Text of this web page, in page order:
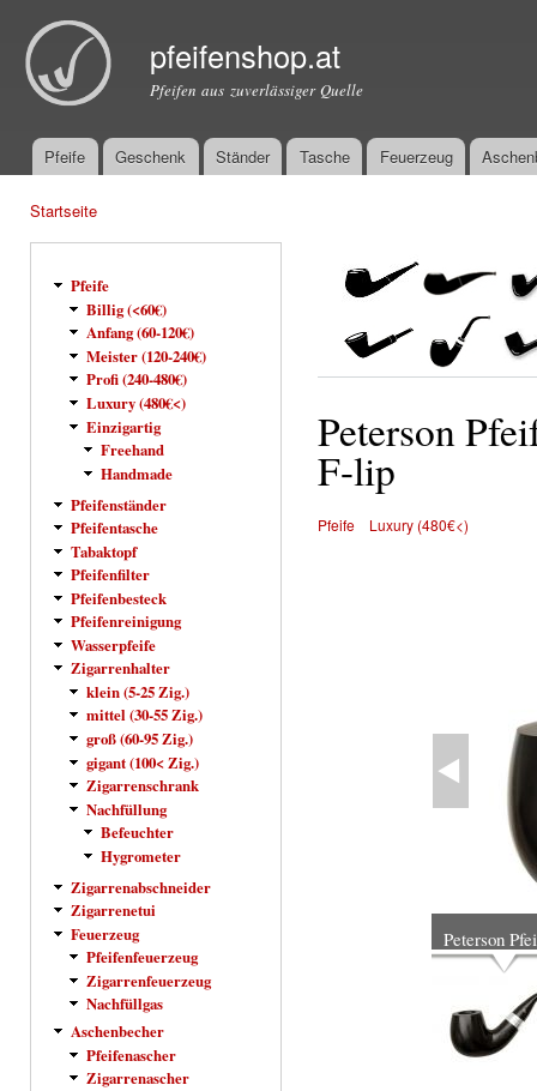
pfeifenshop.at
Pfeifen aus zuverlässiger Quelle
Hauptmenü
Pfeife Geschenk Ständer Tasche Feuerzeug
Startseite
Pfeife
Billig (<60€)
Anfang (60-120€)
Meister (120-240€)
Profi (240-480€)
Luxury (480€<)
Einzigartig
Freehand
Handmade
Pfeifenständer
Pfeifentasche
Tabaktopf
Pfeifenfilter
Pfeifenbesteck
Pfeifenreinigung
Wasserpfeife
Zigarrenhalter
klein (5-25 Zig.)
mittel (30-55 Zig.)
groß (60-95 Zig.)
gigant (100< Zig.)
Zigarrenschrank
Nachfüllung
Befeuchter
Hygrometer
Zigarrenabschneider
Zigarrenetui
Feuerzeug
Pfeifenfeuerzeug
Zigarrenfeuerzeug
Nachfüllgas
Aschenbecher
Pfeifenascher
Zigarrenascher
Peterson
F-lip
Pfeife Luxury (480€<)
Peterson